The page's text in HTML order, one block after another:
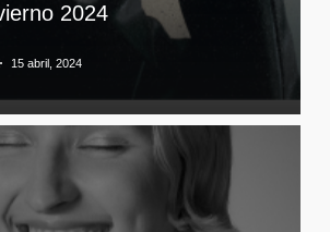
2024
15 abril, 2024